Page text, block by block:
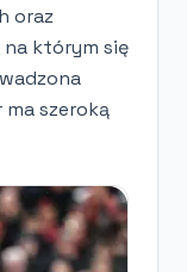
oraz
na którym się
ma szeroką